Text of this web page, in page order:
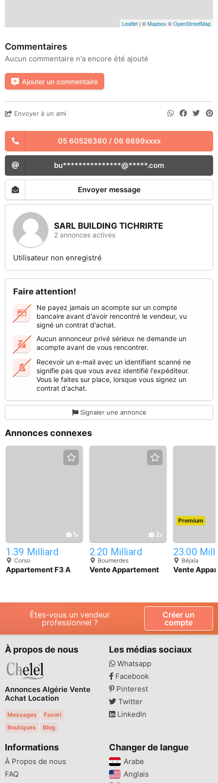
Leaflet | ©Mapbox ©OpenStreetMap
Commentaires
Aucun commentaire n'a encore été ajouté
Ajouter un commentaire
Envoyer à un ami
05 60526380 / 06 6699xxxx
bu***************@*****.com
Envoyer message
SARL BUILDING TICHRIRTE
2 annonces actives
Utilisateur non enregistré
Faire attention!
Ne payez jamais un acompte sur un compte
bancaire avant d'avoir rencontré le vendeur, vu
signé un contrat d'achat.
Aucun annonceur privé sérieux ne demande un
acompte avant de vous rencontrer.
Recevoir un e-mail avec un identifiant scanné ne
signifie pas que vous avez identifié l'expéditeur.
Vous le faites sur place, lorsque vous signez un
contrat d'achat.
Signaler une annonce
Annonces connexes
1
1.39 Milliard
Corso
Appartement F3 A
2
2.20 Milliard
Boumerdes
Vente Appartement
Premium
23.00
Béjaïa
Vente
Êtes-vous un vendeur
professionnel ?
Créer un
compte
À propos de nous
Annonces Algérie Vente
Achat Location
Messages
Favori
Boutiques
Blog
Les médias sociaux
Whatsapp
Facebook
Pinterest
Twitter
LinkedIn
Informations
À Propos de nous
FAQ
Changer de langue
Arabe
Anglais